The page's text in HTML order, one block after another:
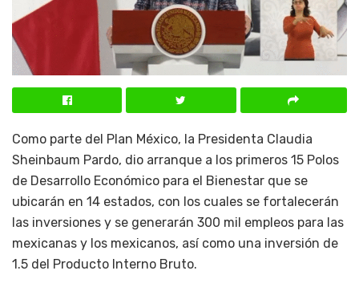
Como parte del Plan México, la Presidenta Claudia
Sheinbaum Pardo, dio arranque a los primeros 15 Polos
de Desarrollo Económico para el Bienestar que se
ubicarán en 14 estados, con los cuales se fortalecerán
las inversiones y se generarán 300 mil empleos para las
mexicanas y los mexicanos, así como una inversión de
1.5 del Producto Interno Bruto.